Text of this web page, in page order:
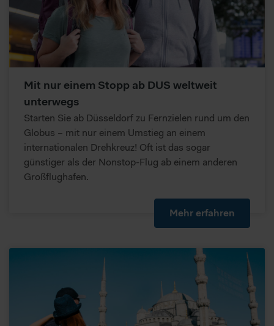
Mit nur einem Stopp ab DUS weltweit
unterwegs
Starten Sie ab Düsseldorf zu Fernzielen rund um den
Globus – mit nur einem Umstieg an einem
internationalen Drehkreuz! Oft ist das sogar
günstiger als der Nonstop-Flug ab einem anderen
Großflughafen.
Mehr erfahren